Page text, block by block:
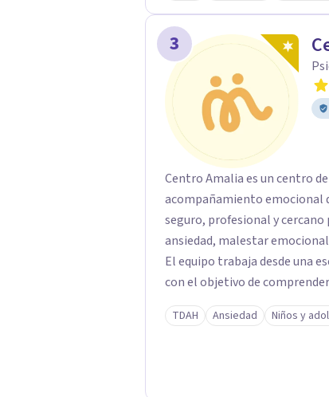
3
Centro Amalia es un centro
acompañamiento emocional
seguro, profesional y
ansiedad, malestar
El equipo trabaja desde una
con el objetivo de
avanzar con mayor equilibrio
confidencial y tranquilo,
TDAH Ansiedad Niños y